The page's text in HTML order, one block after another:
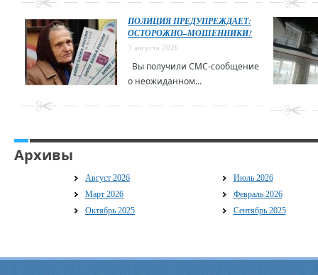
ПОЛИЦИЯ ПРЕДУПРЕЖДАЕТ:
ОСТОРОЖНО–МОШЕННИКИ!
3 августа 2026
Вы получили СМС-сообщение
о неожиданном...
Архивы
Август 2026
Июль 2026
Март 2026
Февраль 2026
Октябрь 2025
Сентябрь 2025